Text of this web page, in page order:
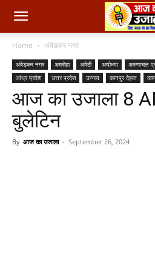
Home अंबेडकर नगर
अंबेडकर नगर अमरोहा अमेठी अयोध्या अरुणाचल
आंध्र प्रदेश
उत्तर प्रदेश उन्नाव कानपुर देहात
आज का उजाला 8
बुलेटिन
By आज का उजाला - September 26, 2024